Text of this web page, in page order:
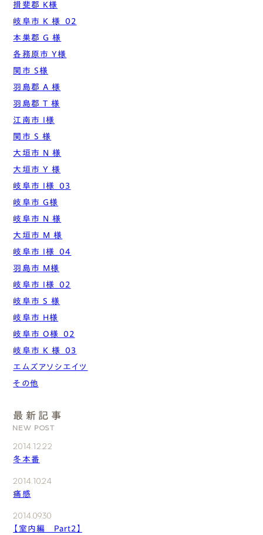
揖斐郡 K様
岐阜市 K 様_02
本巣郡 G 様
各務原市 Y様
関市 S様
羽島郡 A 様
羽島郡 T 様
江南市 I様
関市 S 様
大垣市 N 様
大垣市 Y 様
岐阜市 I様_03
岐阜市 G様
岐阜市 N 様
大垣市 M 様
岐阜市 I様_04
羽島市 M様
岐阜市 I様_02
岐阜市 S 様
岐阜市 H様
岐阜市 O様_02
岐阜市 K 様_03
エムズアソシエイツ
その他
最新記事
NEW POST
2014.12.22
冬本番
2014.10.24
痛感
2014.09.30
【室内編 Part２】